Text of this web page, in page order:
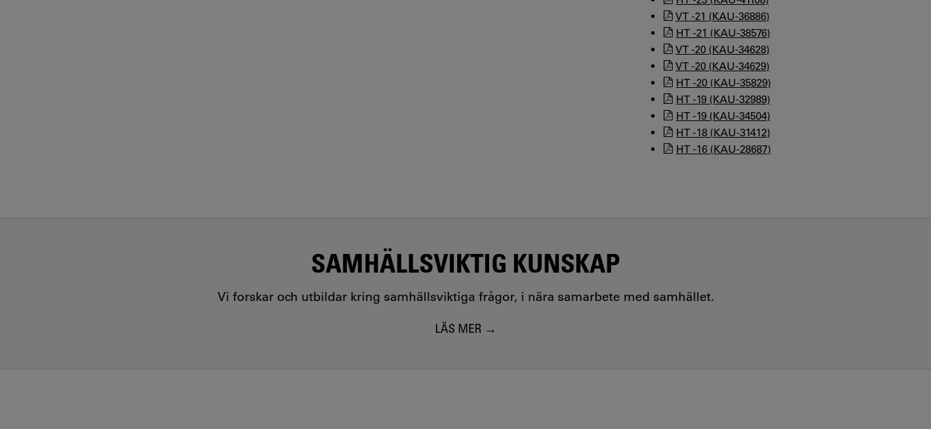
VT -21 (KAU-36886)
HT -21 (KAU-38576)
VT -20 (KAU-34628)
VT -20 (KAU-34629)
HT -20 (KAU-35829)
HT -19 (KAU-32989)
HT -19 (KAU-34504)
HT -18 (KAU-31412)
HT -16 (KAU-28687)
SAMHÄLLSVIKTIG KUNSKAP
Vi forskar och utbildar kring samhällsviktiga frågor, i nära samarbete med samhället.
LÄS MER